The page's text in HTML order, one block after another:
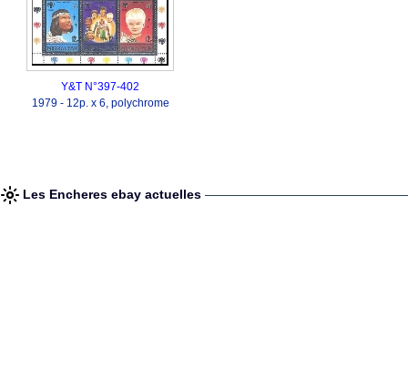
Y&T N°397-402
1979 - 12p. x 6, polychrome
Les Encheres ebay actuelles